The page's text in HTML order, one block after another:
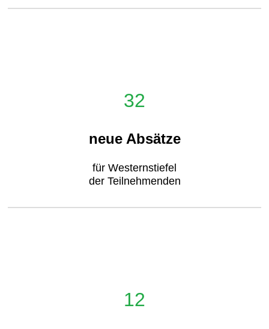
32
neue Absätze
für Westernstiefel
der Teilnehmenden
12